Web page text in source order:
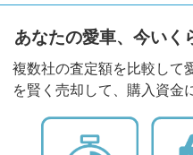
あなたの愛車、今いく
複数社の査定額を比較して
を賢く売却して、購入資金